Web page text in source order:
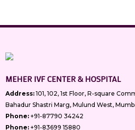
MEHER IVF CENTER & HOSPITAL
Address: 101, 102, 1st Floor, R-square
Bahadur Shastri Marg, Mulund West,
Phone: +91-87790 34242
Phone: +91-83699 15880